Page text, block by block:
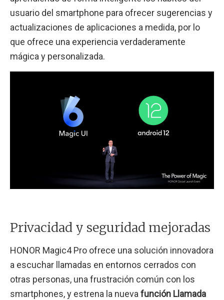
usuario del smartphone para ofrecer sugerencias y
actualizaciones de aplicaciones a medida, por lo
que ofrece una experiencia verdaderamente
mágica y personalizada.
Privacidad y seguridad mejoradas
HONOR Magic4 Pro ofrece una solución innovadora
a escuchar llamadas en entornos cerrados con
otras personas, una frustración común con los
smartphones, y estrena la nuevafunción Llamada